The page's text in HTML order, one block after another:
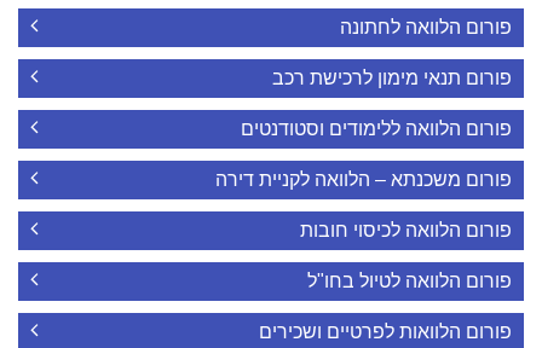
פורום הלוואה לחתונה
פורום תנאי מימון לרכישת רכב
פורום הלוואה ללימודים וסטודנטים
פורום משכנתא – הלוואה לקניית דירה
פורום הלוואה לכיסוי חובות
פורום הלוואה לטיול בחו"ל
פורום הלוואות לפרטיים ושכירים